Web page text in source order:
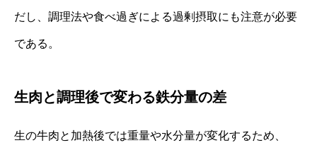
だし、調理法や食べ過ぎによる過剰摂取にも注意が必要
である。
生肉と調理後で変わる鉄分量の差
生の牛肉と加熱後では重量や水分量が変化するため、